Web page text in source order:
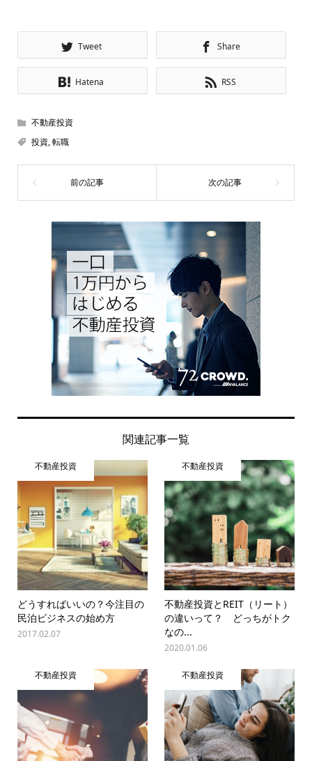
Tweet Share
Hatena RSS
不動産投資
投資,転職
関連記事一覧
不動産投資
どうすればいいの？今注目の
民泊ビジネスの始め方
2017.02.07
不動産投資
不動産投資とREIT（リート）
の違いって？ どっちがトク
なの...
2020.01.06
不動産投資 不動産投資